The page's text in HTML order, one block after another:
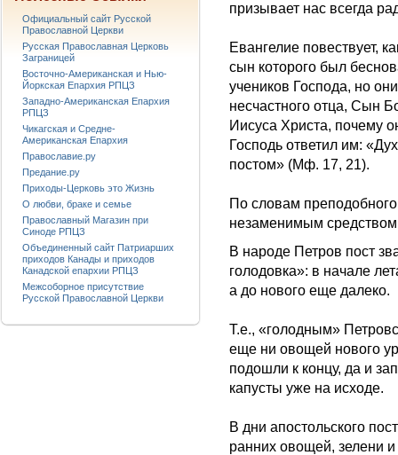
призывает нас всегда
Евангелие повествует,
сын которого был
учеников Господа, но
несчастного отца, Сын
Иисуса Христа, почему
Господь ответил им:
постом» (Мф. 17, 21).
По словам
незаменимым
В народе Петров пост
голодовка»: в начале
а до нового еще далеко.
Т.е., «голодным»
еще ни овощей нового
подошли к концу, да и
капусты уже на исходе.
В дни апостольского
ранних овощей, зелени и
Официальный сайт Русской
Православной Церкви
Русская Православная Церковь
Заграницей
Восточно-Американская и Нью-
Йоркская Епархия РПЦЗ
Западно-Американская Епархия
РПЦЗ
Чикагская и Средне-
Американская Епархия
Православие.ру
Предание.ру
Приходы-Церковь это Жизнь
О любви, браке и семье
Православный Магазин при
Синоде РПЦЗ
Объединенный сайт Патриарших
приходов Канады и приходов
Канадской епархии РПЦЗ
Межсоборное присутствие
Русской Православной Церкви